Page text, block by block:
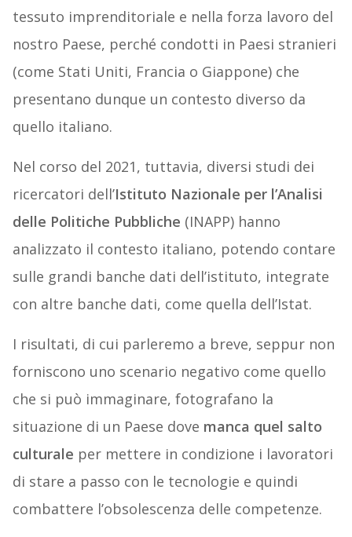
tessuto imprenditoriale e nella forza lavoro del
nostro Paese, perché condotti in Paesi stranieri
(come Stati Uniti, Francia o Giappone) che
presentano dunque un contesto diverso da
quello italiano.
Nel corso del 2021, tuttavia, diversi studi dei
ricercatori dell’Istituto Nazionale per l’Analisi
delle Politiche Pubbliche (INAPP) hanno
analizzato il contesto italiano, potendo contare
sulle grandi banche dati dell’istituto, integrate
con altre banche dati, come quella dell’Istat.
I risultati, di cui parleremo a breve, seppur non
forniscono uno scenario negativo come quello
che si può immaginare, fotografano la
situazione di un Paese dove manca quel salto
culturale per mettere in condizione i lavoratori
di stare a passo con le tecnologie e quindi
combattere l’obsolescenza delle competenze.